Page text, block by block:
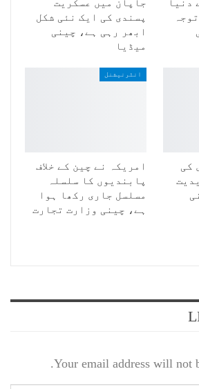
دنیا
جاپان میں عسکریت
پسندی کی ایک نئی شکل
ابھر رہی ہے، چینی
میڈیا
کی
انٹرنیشنل
امریکہ نے چین کے خلاف
پابندیوں کا سلسلہ
مسلسل جاری رکھا ہوا
ہے، چینی وزارت تجارت
Your email address will not